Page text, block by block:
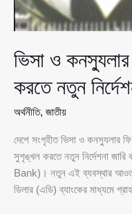
ভিসা ও
করতে নতুন
অর্থনীতি, জাতীয়
দেশে সংগৃহীত ভিসা ও কনস্যুলার
সুশৃঙ্খল করতে নতুন নির্দেশনা
Bank)। নতুন এই ব্যবস্থার
ডিলার (এডি) ব্যাংকের মাধ্যমে